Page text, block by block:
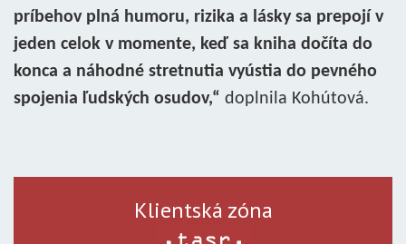
príbehov plná humoru, rizika a lásky sa prepojí v
jeden celok v momente, keď sa kniha dočíta do
konca a náhodné stretnutia vyústia do pevného
spojenia ľudských osudov,“ doplnila Kohútová.
Klientská zóna